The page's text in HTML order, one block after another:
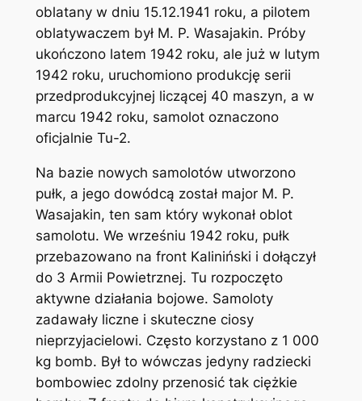
oblatany w dniu 15.12.1941 roku, a pilotem
oblatywaczem był M. P. Wasajakin. Próby
ukończono latem 1942 roku, ale już w lutym
1942 roku, uruchomiono produkcję serii
przedprodukcyjnej liczącej 40 maszyn, a w
marcu 1942 roku, samolot oznaczono
oficjalnie Tu-2.
Na bazie nowych samolotów utworzono
pułk, a jego dowódcą został major M. P.
Wasajakin, ten sam który wykonał oblot
samolotu. We wrześniu 1942 roku, pułk
przebazowano na front Kaliniński i dołączył
do 3 Armii Powietrznej. Tu rozpoczęto
aktywne działania bojowe. Samoloty
zadawały liczne i skuteczne ciosy
nieprzyjacielowi. Często korzystano z 1 000
kg bomb. Był to wówczas jedyny radziecki
bombowiec zdolny przenosić tak ciężkie